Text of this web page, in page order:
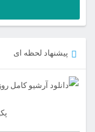
پیشنهاد لحظه ای